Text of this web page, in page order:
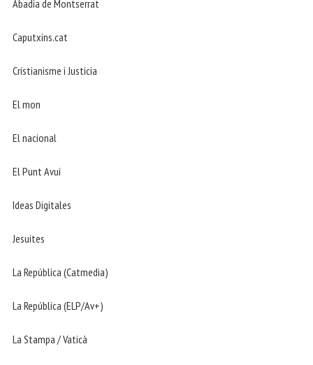
Abadia de Montserrat
Caputxins.cat
Cristianisme i Justicia
El mon
El nacional
El Punt Avui
Ideas Digitales
Jesuites
La República (Catmedia)
La República (ELP/Av+)
La Stampa / Vaticà